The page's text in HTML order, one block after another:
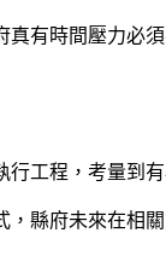
有時間壓力必
工程，考量到
縣府未來在相